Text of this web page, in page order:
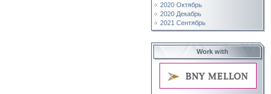
2020 Октябрь
2020 Декабрь
2021 Сентябрь
Work with